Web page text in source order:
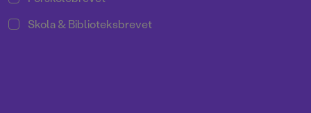
Skola & Biblioteksbrevet